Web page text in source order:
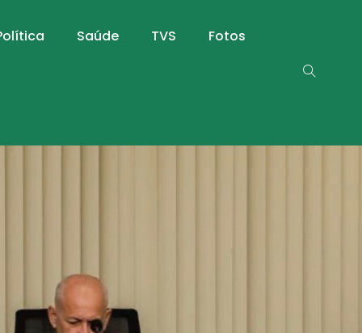
Saúde TVS Fotos